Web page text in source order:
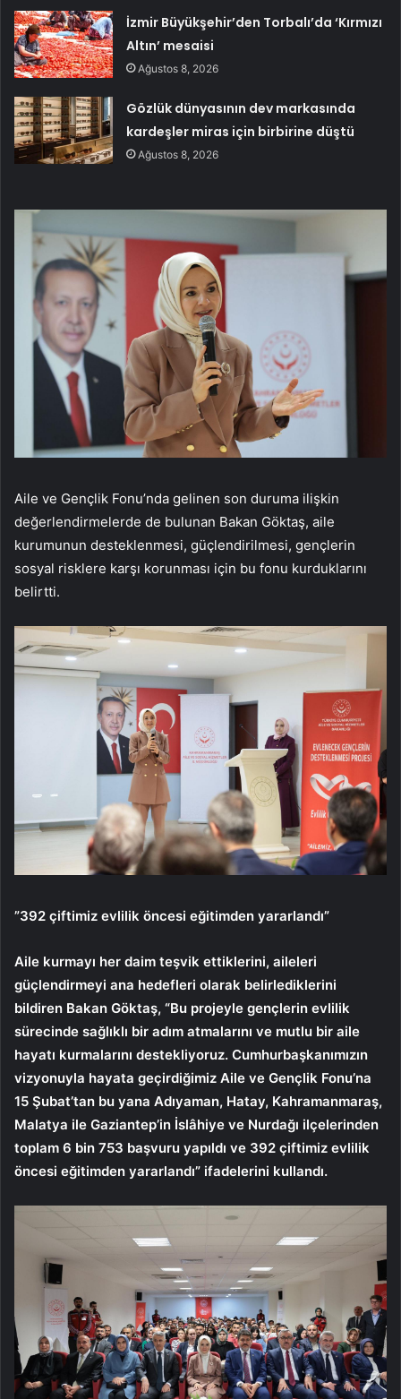
İzmir Büyükşehir’den Torbalı’da ‘Kırmızı
Altın’ mesaisi
Ağustos 8, 2026
Gözlük dünyasının dev markasında
kardeşler miras için birbirine düştü
Ağustos 8, 2026
Aile ve Gençlik Fonu’nda gelinen son duruma ilişkin
değerlendirmelerde de bulunan Bakan Göktaş, aile
kurumunun desteklenmesi, güçlendirilmesi, gençlerin
sosyal risklere karşı korunması için bu fonu kurduklarını
belirtti.
”392 çiftimiz evlilik öncesi eğitimden yararlandı”
Aile kurmayı her daim teşvik ettiklerini, aileleri
güçlendirmeyi ana hedefleri olarak belirlediklerini
bildiren Bakan Göktaş, “Bu projeyle gençlerin evlilik
sürecinde sağlıklı bir adım atmalarını ve mutlu bir aile
hayatı kurmalarını destekliyoruz. Cumhurbaşkanımızın
vizyonuyla hayata geçirdiğimiz Aile ve Gençlik Fonu’na
15 Şubat’tan bu yana Adıyaman, Hatay, Kahramanmaraş,
Malatya ile Gaziantep’in İslâhiye ve Nurdağı ilçelerinden
toplam 6 bin 753 başvuru yapıldı ve 392 çiftimiz evlilik
öncesi eğitimden yararlandı” ifadelerini kullandı.